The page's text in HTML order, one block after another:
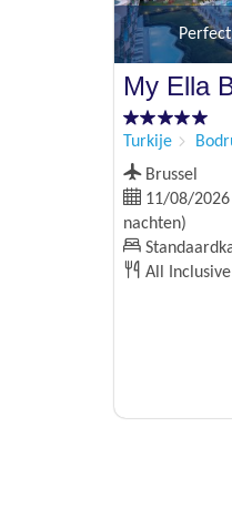
Perfect
My Ella
Turkije
Brussel
11/08/
nachten)
All Inclusive